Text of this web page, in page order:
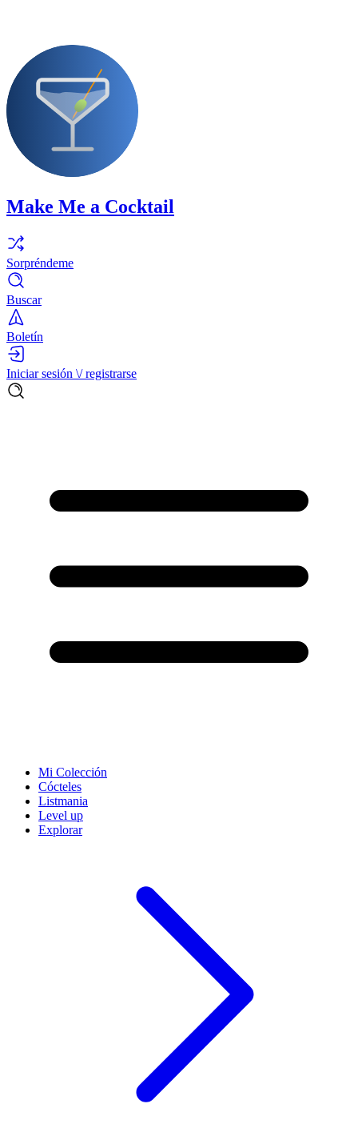
Make Me a Cocktail
Sorpréndeme
Buscar
Boletín
Iniciar sesión \/ registrarse
Mi Colección
Cócteles
Listmania
Level up
Explorar